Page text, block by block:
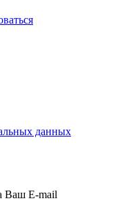
данных
Ваш E-mail